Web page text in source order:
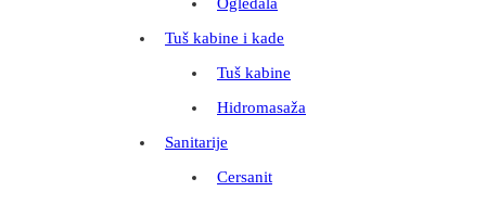
Tuš kabine i kade
Tuš kabine
Hidromasaža
Sanitarije
Cersanit